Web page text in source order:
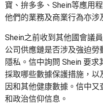
寶、拚多多、Shein等應用
他們的業務及商業行為亦涉
Shein之前收到其他國會議
公司供應鏈是否涉及強迫
隱私。信中詢問 Shein 要求
採取哪些數據保護措施，
因和其他健康數據。信中
和政治信仰信息。